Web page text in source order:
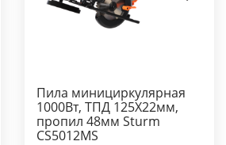
Пила минициркулярная
1000Вт, ТПД 125Х22мм,
пропил 48мм Sturm
CS5012MS